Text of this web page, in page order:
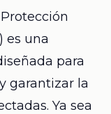
es una
para
garantizar la
Ya sea